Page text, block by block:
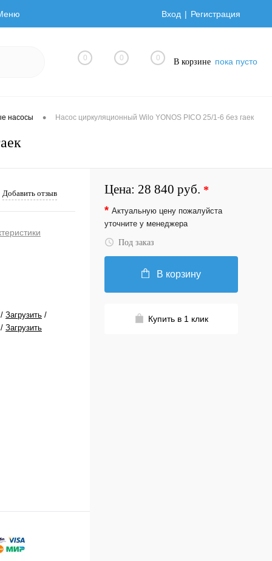
Вход Регистрация
0 0 0 В корзине пока пусто
насосы • Насос циркуляционный Wilo YONOS PICO 25/1-6 без гаек
Добавить отзыв
Загрузить /
Загрузить
Цена: 28 840 руб. *
* Актуальную цену пожалуйста
уточните у менеджера
Под заказ
В корзину
Купить в 1 клик